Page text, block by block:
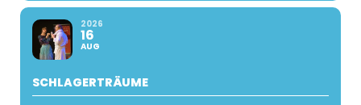
2026
16
AUG
SCHLAGERTRÄUME